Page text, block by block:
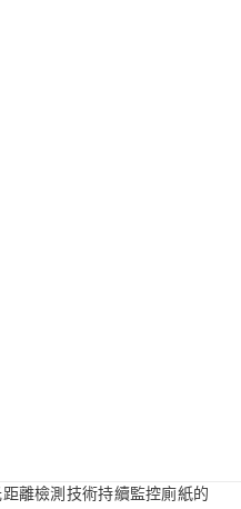
離檢測技術持續監控廁紙的